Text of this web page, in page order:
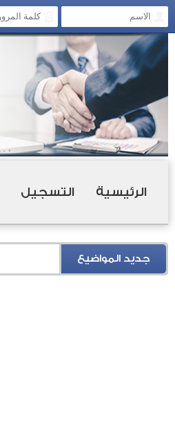
الرئيسية التسجيل
جديد المواضيع